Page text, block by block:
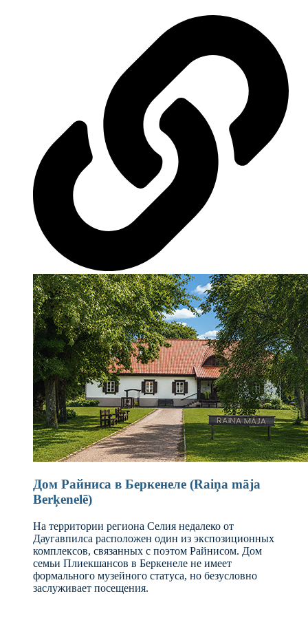
Дом Райниса в Беркенеле (Raiņa māja
Berķenelē)
На территории региона Селия недалеко от
Даугавпилса расположен один из экспозиционных
комплексов, связанных с поэтом Райнисом. Дом
семьи Плиекшансов в Беркенеле не имеет
формального музейного статуса, но безусловно
заслуживает посещения.